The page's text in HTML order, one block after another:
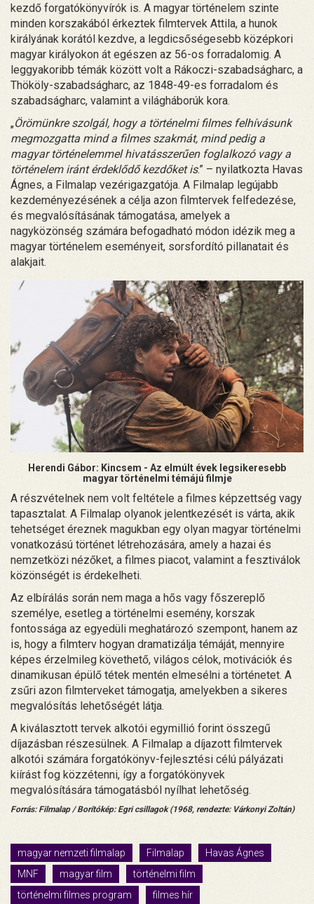
kezdő forgatókönyvírók is. A magyar történelem szinte
minden korszakából érkeztek filmtervek Attila, a hunok
királyának korától kezdve, a legdicsőségesebb középkori
magyar királyokon át egészen az 56-os forradalomig. A
leggyakoribb témák között volt a Rákoczi-szabadságharc, a
Thököly-szabadságharc, az 1848-49-es forradalom és
szabadságharc, valamint a világháborúk kora.
„Örömünkre szolgál, hogy a történelmi filmes felhívásunk
megmozgatta mind a filmes szakmát, mind pedig a
magyar történelemmel hivatásszerűen foglalkozó vagy a
történelem iránt érdeklődő kezdőket is.” – nyilatkozta Havas
Ágnes, a Filmalap vezérigazgatója. A Filmalap legújabb
kezdeményezésének a célja azon filmtervek felfedezése,
és megvalósításának támogatása, amelyek a
nagyközönség számára befogadható módon idézik meg a
magyar történelem eseményeit, sorsfordító pillanatait és
alakjait.
Herendi Gábor: Kincsem - Az elmúlt évek legsikeresebb
magyar történelmi témájú filmje
A részvételnek nem volt feltétele a filmes képzettség vagy
tapasztalat. A Filmalap olyanok jelentkezését is várta, akik
tehetséget éreznek magukban egy olyan magyar történelmi
vonatkozású történet létrehozására, amely a hazai és
nemzetközi nézőket, a filmes piacot, valamint a fesztiválok
közönségét is érdekelheti.
Az elbírálás során nem maga a hős vagy főszereplő
személye, esetleg a történelmi esemény, korszak
fontossága az egyedüli meghatározó szempont, hanem az
is, hogy a filmterv hogyan dramatizálja témáját, mennyire
képes érzelmileg követhető, világos célok, motivációk és
dinamikusan épülő tétek mentén elmesélni a történetet. A
zsűri azon filmterveket támogatja, amelyekben a sikeres
megvalósítás lehetőségét látja.
A kiválasztott tervek alkotói egymillió forint összegű
díjazásban részesülnek. A Filmalap a díjazott filmtervek
alkotói számára forgatókönyv-fejlesztési célú pályázati
kiírást fog közzétenni, így a forgatókönyvek
megvalósítására támogatásból nyílhat lehetőség.
Forrás: Filmalap / Borítókép: Egri csillagok (1968, rendezte: Várkonyi Zoltán)
magyar nemzeti filmalap Filmalap
Havas Ágnes
MNF
magyar film
történelmi film
történelmi filmes program
filmes hír